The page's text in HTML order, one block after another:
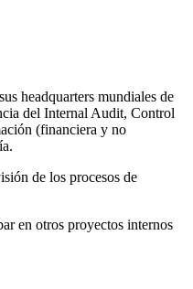
headquarters mundiales de
del Internal Audit, Control
(financiera y no
de los procesos de
en otros proyectos internos